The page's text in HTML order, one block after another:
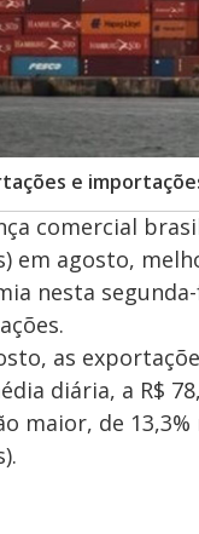
e
comercial
em agosto,
nesta
as
diária, a R$
maior, de 13,3%